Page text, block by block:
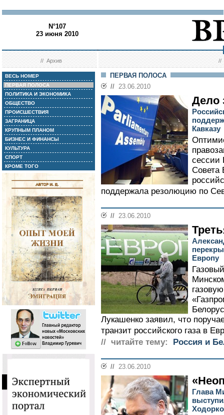
N°107
23 июня 2010
//Архив //
ВЕСЬ НОМЕР
ПЕРВАЯ ПОЛОСА
ПОЛИТИКА И ЭКОНОМИКА
ОБЩЕСТВО
ПРОИСШЕСТВИЯ
ЗАГРАНИЦА
КРУПНЫМ ПЛАНОМ
БИЗНЕС И ФИНАНСЫ
КУЛЬТУРА
СПОРТ
КРОМЕ ТОГО
ПЕРВАЯ ПОЛОСА
// 23.06.2010
Дело
Кавказу
сессии
Совета
поддержала резолюцию по
// 23.06.2010
Европу
Лукашенко заявил, что
транзит российского газа в
// читайте тему:
Россия и
// 23.06.2010
Глава